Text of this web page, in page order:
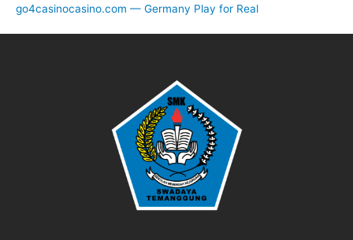
go4casinocasino.com — Germany Play for Real